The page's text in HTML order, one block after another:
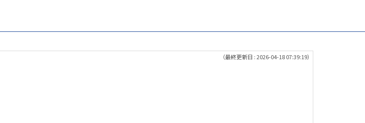
（最終更新日 : 2026-04-18 07:39:19）